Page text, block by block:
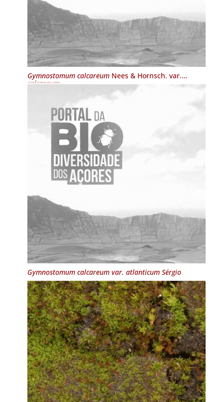
Gymnostomum calcareumNees & Hornsch. var.
calcareum
Gymnostomum calcareumvar. atlanticum Sérgio